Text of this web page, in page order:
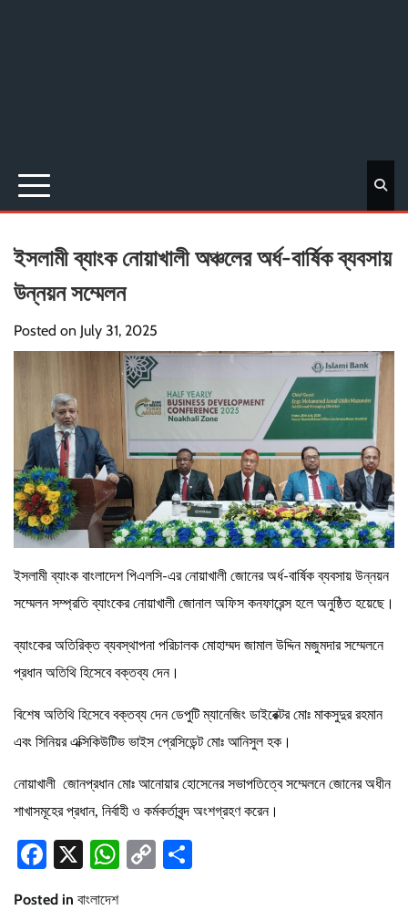
ইসলামী ব্যাংক নোয়াখালী অঞ্চলের অর্ধ-বার্ষিক ব্যবসায়
উন্নয়ন সম্মেলন
Posted on July 31, 2025
ইসলামী ব্যাংক বাংলাদেশ পিএলসি-এর নোয়াখালী জোনের অর্ধ-বার্ষিক ব্যবসায় উন্নয়ন
সম্মেলন সম্প্রতি ব্যাংকের নোয়াখালী জোনাল অফিস কনফারেন্স হলে অনুষ্ঠিত হয়েছে।
ব্যাংকের অতিরিক্ত ব্যবস্থাপনা পরিচালক মোহাম্মদ জামাল উদ্দিন মজুমদার সম্মেলনে
প্রধান অতিথি হিসেবে বক্তব্য দেন।
বিশেষ অতিথি হিসেবে বক্তব্য দেন ডেপুটি ম্যানেজিং ডাইরেক্টর মোঃ মাকসুদুর রহমান
এবং সিনিয়র এক্সিকিউটিভ ভাইস প্রেসিডেন্ট মোঃ আনিসুল হক।
নোয়াখালী জোনপ্রধান মোঃ আনোয়ার হোসেনের সভাপতিত্বে সম্মেলনে জোনের অধীন
শাখাসমূহের প্রধান, নির্বাহী ও কর্মকর্তাবৃন্দ অংশগ্রহণ করেন।
Facebook
X WhatsApp
Copy
Posted in বাংলাদেশ